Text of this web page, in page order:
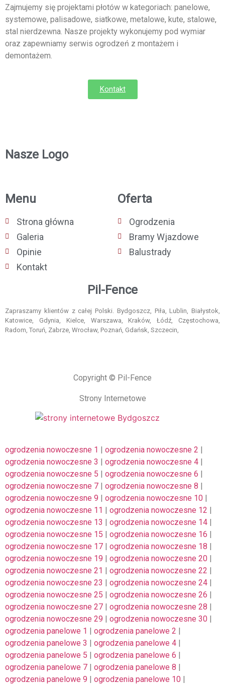
Zajmujemy się projektami płotów w kategoriach: panelowe,
systemowe, palisadowe, siatkowe, metalowe, kute, stalowe,
stal nierdzewna. Nasze projekty wykonujemy pod wymiar
oraz zapewniamy serwis ogrodzeń z montażem i
demontażem.
Kontakt
Nasze Logo
Menu
Strona główna
Galeria
Opinie
Kontakt
Oferta
Ogrodzenia
Bramy Wjazdowe
Balustrady
Pil-Fence
Zapraszamy klientów z całej Polski. Bydgoszcz, Piła, Lublin, Białystok,
Katowice, Gdynia, Kielce, Warszawa, Kraków, Łódź, Częstochowa,
Radom, Toruń, Zabrze, Wrocław, Poznań, Gdańsk, Szczecin,
Copyright © Pil-Fence
Strony Internetowe
ogrodzenia nowoczesne 1 | ogrodzenia nowoczesne 2 |
ogrodzenia nowoczesne 3 | ogrodzenia nowoczesne 4 |
ogrodzenia nowoczesne 5 | ogrodzenia nowoczesne 6 |
ogrodzenia nowoczesne 7 | ogrodzenia nowoczesne 8 |
ogrodzenia nowoczesne 9 | ogrodzenia nowoczesne 10 |
ogrodzenia nowoczesne 11 | ogrodzenia nowoczesne 12 |
ogrodzenia nowoczesne 13 | ogrodzenia nowoczesne 14 |
ogrodzenia nowoczesne 15 | ogrodzenia nowoczesne 16 |
ogrodzenia nowoczesne 17 | ogrodzenia nowoczesne 18 |
ogrodzenia nowoczesne 19 | ogrodzenia nowoczesne 20 |
ogrodzenia nowoczesne 21 | ogrodzenia nowoczesne 22 |
ogrodzenia nowoczesne 23 | ogrodzenia nowoczesne 24 |
ogrodzenia nowoczesne 25 | ogrodzenia nowoczesne 26 |
ogrodzenia nowoczesne 27 | ogrodzenia nowoczesne 28 |
ogrodzenia nowoczesne 29 | ogrodzenia nowoczesne 30 |
ogrodzenia panelowe 1 | ogrodzenia panelowe 2 |
ogrodzenia panelowe 3 | ogrodzenia panelowe 4 |
ogrodzenia panelowe 5 | ogrodzenia panelowe 6 |
ogrodzenia panelowe 7 | ogrodzenia panelowe 8 |
ogrodzenia panelowe 9 | ogrodzenia panelowe 10 |